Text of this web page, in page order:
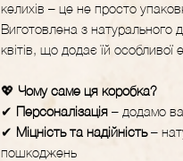
келихів – це не просто
Виготовлена з
квітів, що додає їй особливої
💖 Чому саме ця коробка?
✔ Персоналізація – додамо
✔ Міцність та надійність–
пошкоджень